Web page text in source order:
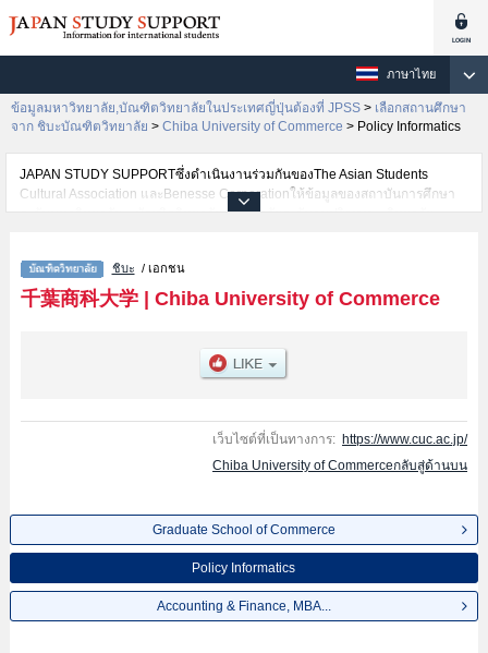
ภาษาไทย
ข้อมูลมหาวิทยาลัย,บัณฑิตวิทยาลัยในประเทศญี่ปุ่นต้องที่ JPSS > เลือกสถานศึกษา
จาก ชิบะบัณฑิตวิทยาลัย > Chiba University of Commerce > Policy Informatics
JAPAN STUDY SUPPORTซึ่งดำเนินงานร่วมกันของThe Asian Students
Cultural Association และBenesse Corporationให้ข้อมูลของสถาบันการศึกษา
ระดับมหาวิทยาลัย・บัณฑิตวิทยาลัย・วิทยาลัยระดับอนุปริญญา・วิทยาลัย
นักศึกษาต่างชาติเช่นGraduate School of CommerceหรือPolicy
InformaticsหรือAccounting & Finance, MBA Program เป็นต้น,ข้อมูลของแต่ละ
สาขาวิจัย,ข้อมูลการสอบคัดเลือกเข้าศึกษาเช่นจำนวนคนที่รับสมัครหรือจำนวน
ขอเชิญใช้บริการค้นหาข้อมูลตามอัธยาศัย
ชิบะ / เอกชน
千葉商科大学| Chiba University of Commerce
เว็บไซต์ที่เป็นทางการ: https://www.cuc.ac.jp/
Chiba University of Commerceกลับสู่ด้านบน
Graduate School of Commerce
Policy Informatics
Accounting & Finance, MBA...